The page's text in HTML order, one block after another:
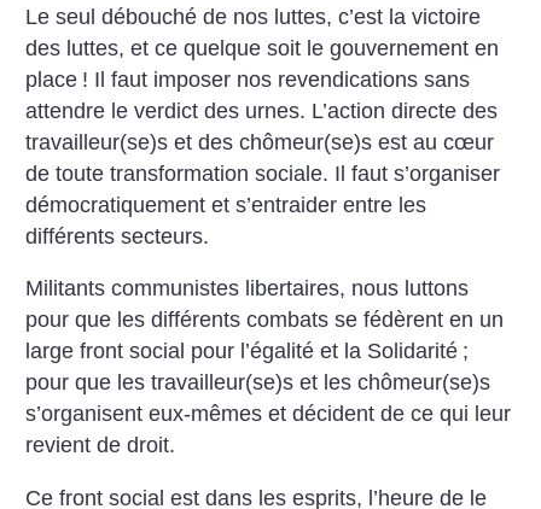
Le seul débouché de nos luttes, c’est la victoire
des luttes, et ce quelque soit le gouvernement en
place ! Il faut imposer nos revendications sans
attendre le verdict des urnes. L’action directe des
travailleur(se)s et des chômeur(se)s est au cœur
de toute transformation sociale. Il faut s’organiser
démocratiquement et s’entraider entre les
différents secteurs.
Militants communistes libertaires, nous luttons
pour que les différents combats se fédèrent en un
large front social pour l’égalité et la Solidarité ;
pour que les travailleur(se)s et les chômeur(se)s
s’organisent eux-mêmes et décident de ce qui leur
revient de droit.
Ce front social est dans les esprits, l’heure de le